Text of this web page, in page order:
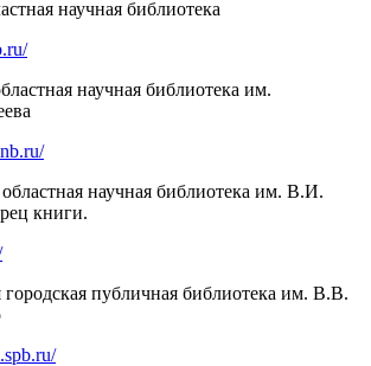
научная библиотека
научная библиотека им.
областная научная библиотека им. В.И.
книги.
городская публичная библиотека им. В.В.